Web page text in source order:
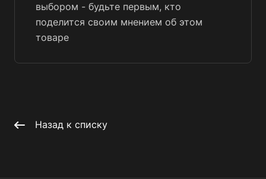
выбором - будьте первым, кто
поделится своим мнением об этом
товаре
Назад к списку